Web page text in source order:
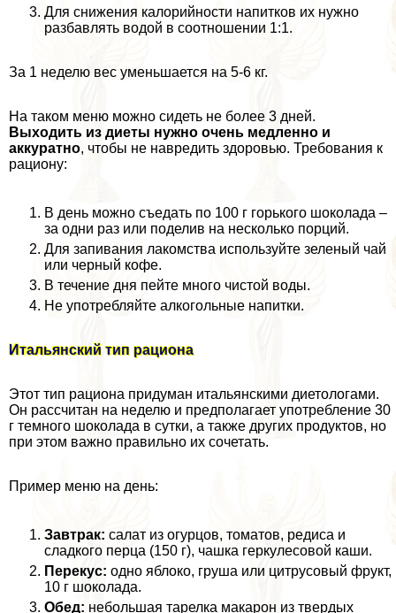
Для снижения калорийности напитков их нужно
разбавлять водой в соотношении 1:1.
За 1 неделю вес уменьшается на 5-6 кг.
На таком меню можно сидеть не более 3 дней.
Выходить из диеты нужно очень медленно и
аккуратно, чтобы не навредить здоровью. Требования к
рациону:
В день можно съедать по 100 г горького шоколада –
за одни раз или поделив на несколько порций.
Для запивания лакомства используйте зеленый чай
или черный кофе.
В течение дня пейте много чистой воды.
Не употрeбляйте алкогольные напитки.
Итальянский тип рациона
Этот тип рациона придуман итальянскими диетологами.
Он рассчитан на неделю и предполагает употрeбление 30
г темного шоколада в сутки, а также других продуктов, но
при этом важно правильно их сочетать.
Пример меню на день:
Завтpaк: салат из огурцов, томатов, редиса и
сладкого перца (150 г), чашка геркулесовой каши.
Перекус: одно яблоко, груша или цитрусовый фрукт,
10 г шоколада.
Обед: небольшая тарелка макарон из твердых